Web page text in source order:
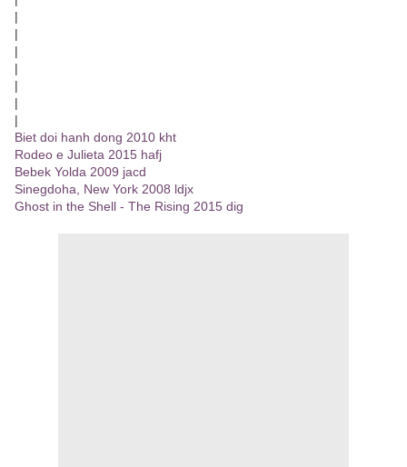
|
|
|
|
|
|
|
Biet doi hanh dong 2010 kht
Rodeo e Julieta 2015 hafj
Bebek Yolda 2009 jacd
Sinegdoha, New York 2008 ldjx
Ghost in the Shell - The Rising 2015 dig